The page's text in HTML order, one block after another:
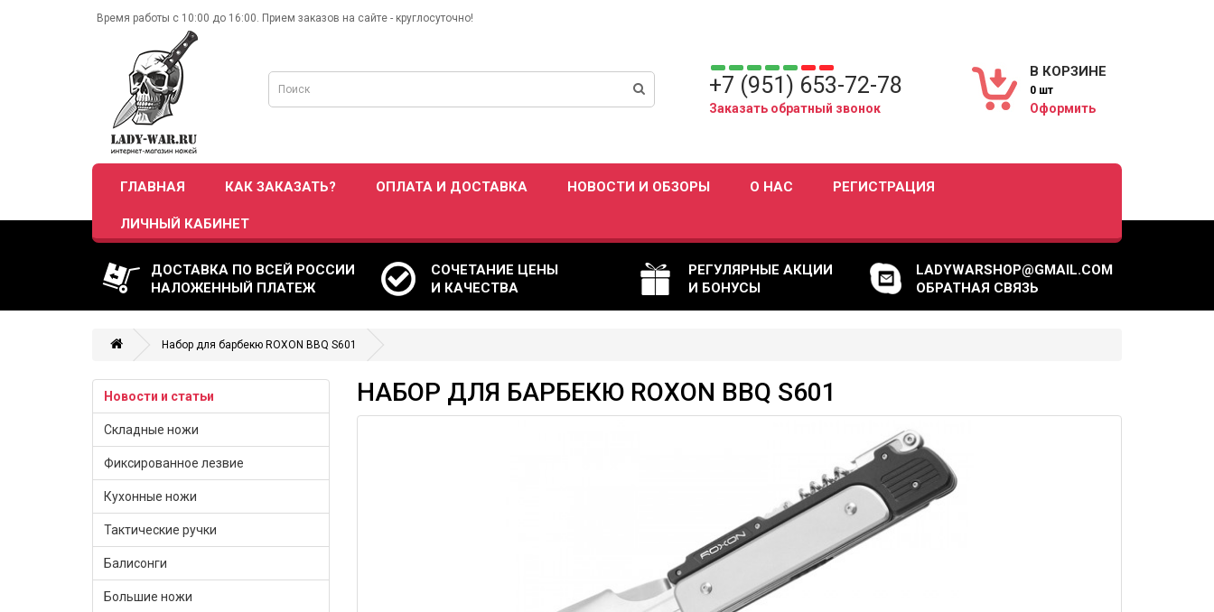
Время работы с 10:00 до 16:00. Прием заказов на сайте - круглосуточно!
+7 (951) 653-72-78
Заказать обратный звонок
В КОРЗИНЕ
0 шт
Оформить
ГЛАВНАЯ КАК ЗАКАЗАТЬ? ОПЛАТА И ДОСТАВКА НОВОСТИ И ОБЗОРЫ О НАС РЕГИСТРАЦИЯ
ЛИЧНЫЙ КАБИНЕТ
ДОСТАВКА ПО ВСЕЙ РОССИИ
НАЛОЖЕННЫЙ ПЛАТЕЖ
СОЧЕТАНИЕ ЦЕНЫ
И КАЧЕСТВА
РЕГУЛЯРНЫЕ АКЦИИ
И БОНУСЫ
LADYWARSHOP@GMAIL.COM
ОБРАТНАЯ СВЯЗЬ
Набор для барбекю ROXON BBQ S601
Новости и статьи
Складные ножи
Фиксированное лезвие
Кухонные ножи
Тактические ручки
Балисонги
Большие ножи
НАБОР ДЛЯ БАРБЕКЮ ROXON BBQ S601